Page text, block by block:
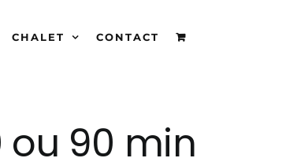
CHALET CONTACT
ou 90 min